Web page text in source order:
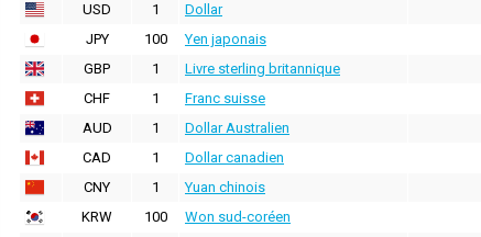
USD 1 Dollar
JPY
100 Yen japonais
GBP
1 Livre sterling britannique
CHF
1 Franc suisse
AUD
1 Dollar Australien
CAD
1 Dollar canadien
CNY
1 Yuan chinois
KRW
100 Won sud-coréen